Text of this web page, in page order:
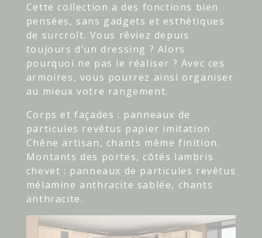
Cette collection a des fonctions bien
pensées, sans gadgets et esthétiques
de surcroît. Vous rêviez depuis
toujours d’un dressing ? Alors
pourquoi ne pas le réaliser ? Avec ces
armoires, vous pourrez ainsi organiser
au mieux votre rangement.
Corps et façades : panneaux de
particules revêtus papier imitation
Chêne artisan, chants même finition.
Montants des portes, côtés lambris
chevet : panneaux de particules revêtus
mélamine anthracite sablée, chants
anthracite.